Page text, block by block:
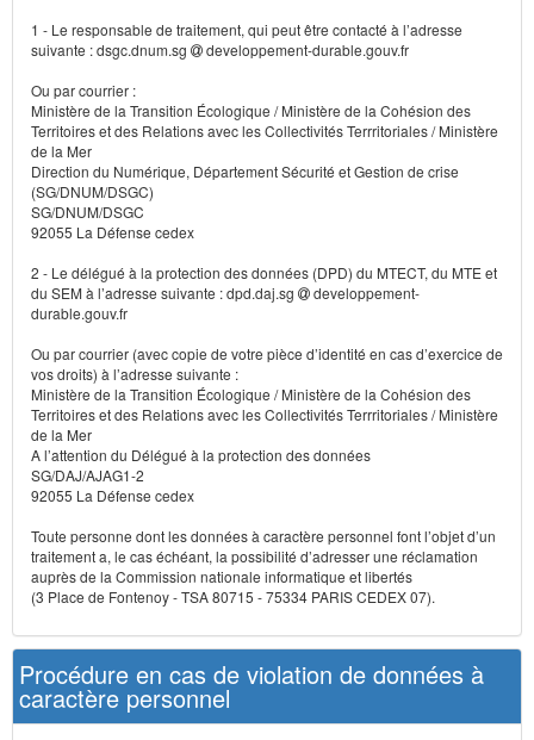
1 - Le responsable de traitement, qui peut être contacté à l’adresse
suivante : dsgc.dnum.sg
developpement-durable.gouv.fr
Ou par courrier :
Ministère de la Transition Écologique / Ministère de la Cohésion des
Territoires et des Relations avec les Collectivités Terrritoriales / Ministère
de la Mer
Direction du Numérique, Département Sécurité et Gestion de crise
(SG/DNUM/DSGC)
SG/DNUM/DSGC
92055 La Défense cedex
2 - Le délégué à la protection des données (DPD) du MTECT, du MTE et
du SEM à l’adresse suivante : dpd.daj.sg
developpement-
durable.gouv.fr
Ou par courrier (avec copie de votre pièce d’identité en cas d’exercice de
vos droits) à l’adresse suivante :
Ministère de la Transition Écologique / Ministère de la Cohésion des
Territoires et des Relations avec les Collectivités Terrritoriales / Ministère
de la Mer
A l’attention du Délégué à la protection des données
SG/DAJ/AJAG1-2
92055 La Défense cedex
Toute personne dont les données à caractère personnel font l’objet d’un
traitement a, le cas échéant, la possibilité d’adresser une réclamation
auprès de la Commission nationale informatique et libertés
(3 Place de Fontenoy - TSA 80715 - 75334 PARIS CEDEX 07).
Procédure en cas de violation de données à
caractère personnel